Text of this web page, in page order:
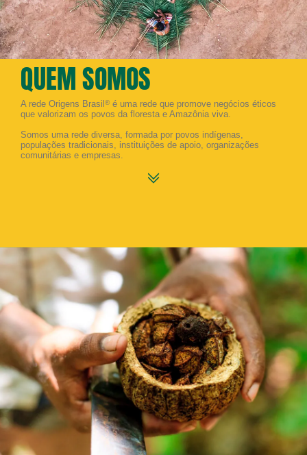
QUEM SOMOS
A rede Origens Brasil ®é uma rede que promove negócios éticos
que valorizam os povos da floresta e Amazônia viva.
Somos uma rede diversa, formada por povos indígenas,
populações tradicionais, instituições de apoio, organizações
comunitárias e empresas.
Atuamos para fortalecer uma nova forma de fazer negócios na
Amazônia, conectando empresas, produtores e produtoras em
contribui para a valorização da Amazônia viva e de seus povos.
Por meio de um selo em formato de QR Code, é possível
conhecer as histórias de cada produto, sua origem e produtores,
gerando assim mais aproximação e conexão entre quem produz e
quem compra.
Assista ao vídeo e conheça como a rede Origens Brasil
atua pela
conservação da Amazônia viva e valorização dos guardiões e
guardiãs da floresta.